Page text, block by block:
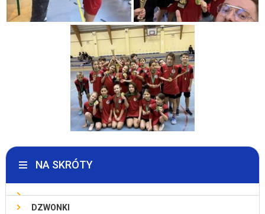
NA SKRÓTY
DZWONKI